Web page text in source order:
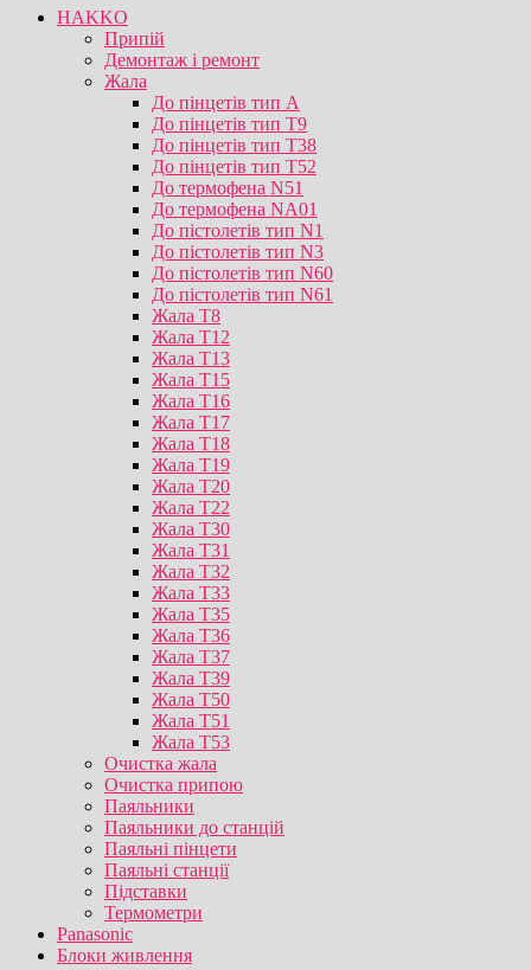
HAKKO
Припій
Демонтаж і ремонт
Жала
До пінцетів тип А
До пінцетів тип T9
До пінцетів тип T38
До пінцетів тип T52
До термофена N51
До термофена NA01
До пістолетів тип N1
До пістолетів тип N3
До пістолетів тип N60
До пістолетів тип N61
Жала T8
Жала T12
Жала T13
Жала T15
Жала T16
Жала T17
Жала T18
Жала T19
Жала T20
Жала T22
Жала T30
Жала T31
Жала T32
Жала T33
Жала T35
Жала T36
Жала T37
Жала T39
Жала T50
Жала T51
Жала T53
Очистка жала
Очистка припою
Паяльники
Паяльники до станцій
Паяльні пінцети
Паяльні станції
Підставки
Термометри
Panasonic
Блоки живлення